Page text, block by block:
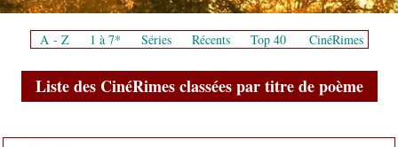
A - Z 1 à 7* Séries Récents Top 40 CinéRimes
Liste des CinéRimes classées par titre de poème